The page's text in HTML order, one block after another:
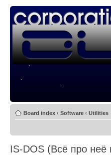
Board index ‹ Software ‹ Utilities
IS-DOS (Всё про неё